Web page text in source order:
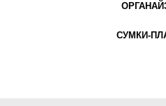
СУМКИ-